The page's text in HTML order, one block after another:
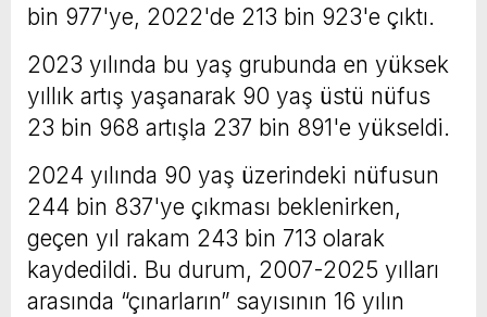
bin 977'ye, 2022'de 213 bin 923'e çıktı.
2023 yılında bu yaş grubunda en yüksek
yıllık artış yaşanarak 90 yaş üstü nüfus
23 bin 968 artışla 237 bin 891'e yükseldi.
2024 yılında 90 yaş üzerindeki nüfusun
244 bin 837'ye çıkması beklenirken,
geçen yıl rakam 243 bin 713 olarak
kaydedildi. Bu durum, 2007-2025 yılları
arasında “çınarların” sayısının 16 yılın